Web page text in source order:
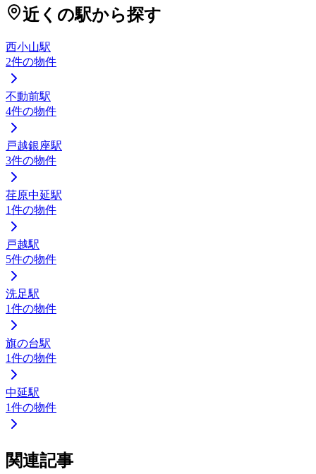
近くの駅から探す
西小山駅
2件の物件
不動前駅
4件の物件
戸越銀座駅
3件の物件
荏原中延駅
1件の物件
戸越駅
5件の物件
洗足駅
1件の物件
旗の台駅
1件の物件
中延駅
1件の物件
関連記事